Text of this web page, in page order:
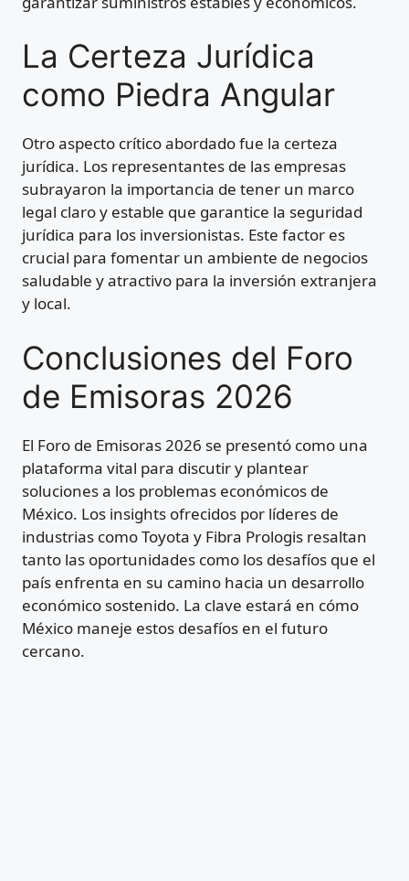
La Certeza Jurídica
como Piedra Angular
Otro aspecto crítico abordado fue la certeza
jurídica. Los representantes de las empresas
subrayaron la importancia de tener un marco
legal claro y estable que garantice la seguridad
jurídica para los inversionistas. Este factor es
crucial para fomentar un ambiente de negocios
saludable y atractivo para la inversión extranjera
y local.
Conclusiones del Foro
de Emisoras 2026
El Foro de Emisoras 2026 se presentó como una
plataforma vital para discutir y plantear
soluciones a los problemas económicos de
México. Los insights ofrecidos por líderes de
industrias como Toyota y Fibra Prologis resaltan
tanto las oportunidades como los desafíos que el
país enfrenta en su camino hacia un desarrollo
económico sostenido. La clave estará en cómo
México maneje estos desafíos en el futuro
cercano.